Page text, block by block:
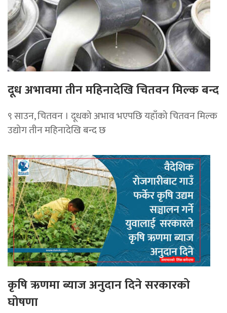
दूध अभावमा तीन महिनादेखि चितवन मिल्क बन्द
९ साउन, चितवन । दूधको अभाव भएपछि यहाँको चितवन मिल्क
उद्योग तीन महिनादेखि बन्द छ
कृषि ऋणमा ब्याज अनुदान दिने सरकारको
घोषणा